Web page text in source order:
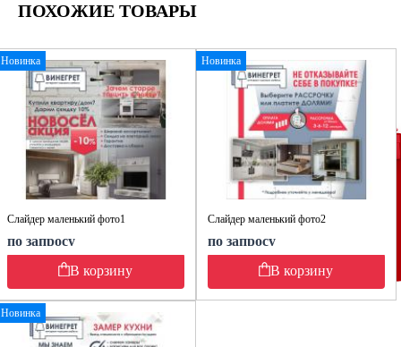
ПОХОЖИЕ ТОВАРЫ
Новинка
Слайдер маленький фото1
по запросу
В корзину
Новинка
Слайдер маленький фото2
по запросу
В корзину
Новинка